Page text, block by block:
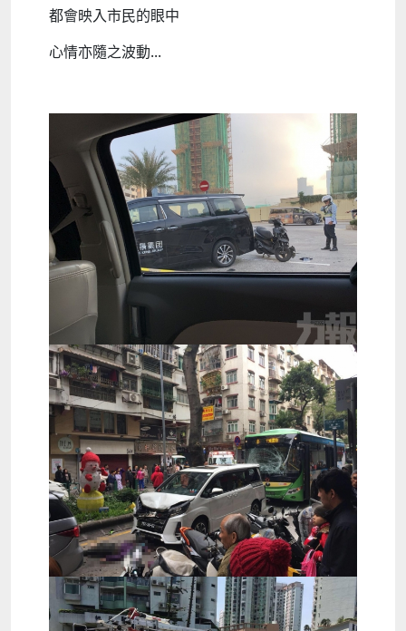
都會映入市民的眼中
心情亦隨之波動...